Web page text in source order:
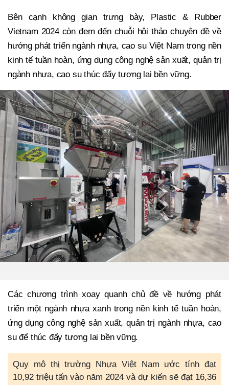
Bên cạnh không gian trưng bày, Plastic & Rubber
Vietnam 2024 còn đem đến chuỗi hội thảo chuyên đề về
hướng phát triển ngành nhựa, cao su Việt Nam trong nền
kinh tế tuần hoàn, ứng dụng công nghệ sản xuất, quản trị
ngành nhựa, cao su thúc đẩy tương lai bền vững.
Các chương trình xoay quanh chủ đề về hướng phát
triển một ngành nhựa xanh trong nền kinh tế tuần hoàn,
ứng dụng công nghệ sản xuất, quản trị ngành nhựa, cao
su để thúc đẩy tương lai bền vững.
Quy mô thị trường Nhựa Việt Nam ước tính đạt
10,92 triệu tấn vào năm 2024 và dự kiến sẽ đạt 16,36